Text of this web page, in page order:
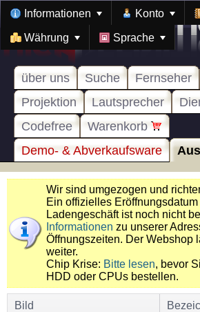
Informationen Konto
Währung Sprache
über uns Suche Fernseher
Projektion
Lautsprecher
Codefree
Warenkorb
Demo- & Abverkaufsware
Wir sind umgezogen und
Ein offizielles Eröffnungsdatum
Ladengeschäft ist noch nicht
Informationen zu unserer
Öffnungszeiten. Der Webshop
weiter.
Chip Krise: Bitte lesen, bevor
HDD oder CPUs bestellen.
Bild